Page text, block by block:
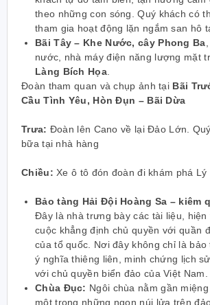
theo những con sóng. Quý khách có
tham gia hoạt động lặn ngắm san hô
Bãi Tây – Khe Nước, cây Phong Ba
nước, nhà máy điện năng lượng mặt
Làng Bích Họa.
Đoàn tham quan và chụp ảnh tại Bãi
Cầu Tình Yêu, Hòn Đụn – Bãi Dừa
Trưa: Đoàn lên Cano về lại Đảo Lớn.
bữa tại nhà hàng
Chiều: Xe ô tô đón đoàn đi khám phá
Bảo tàng Hải Đội Hoàng Sa – kiêm
Đây là nhà trưng bày các tài liệu, hiện
cuộc khẳng định chủ quyền với quần
của tổ quốc. Nơi đây không chỉ là bảo
ý nghĩa thiêng liên, minh chứng lịch
với chủ quyền biển đảo của Việt Nam.
Chùa Đục: Ngôi chùa nằm gần miệng
một trong những ngọn núi lửa trên